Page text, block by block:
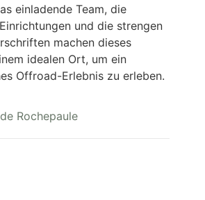
einladende Team, die
und die strengen
machen dieses
idealen Ort, um ein
Offroad-Erlebnis zu erleben.
Rochepaule